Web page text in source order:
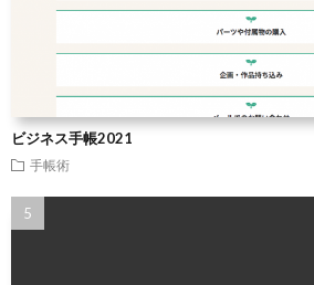
ビジネス手帳2021
手帳術